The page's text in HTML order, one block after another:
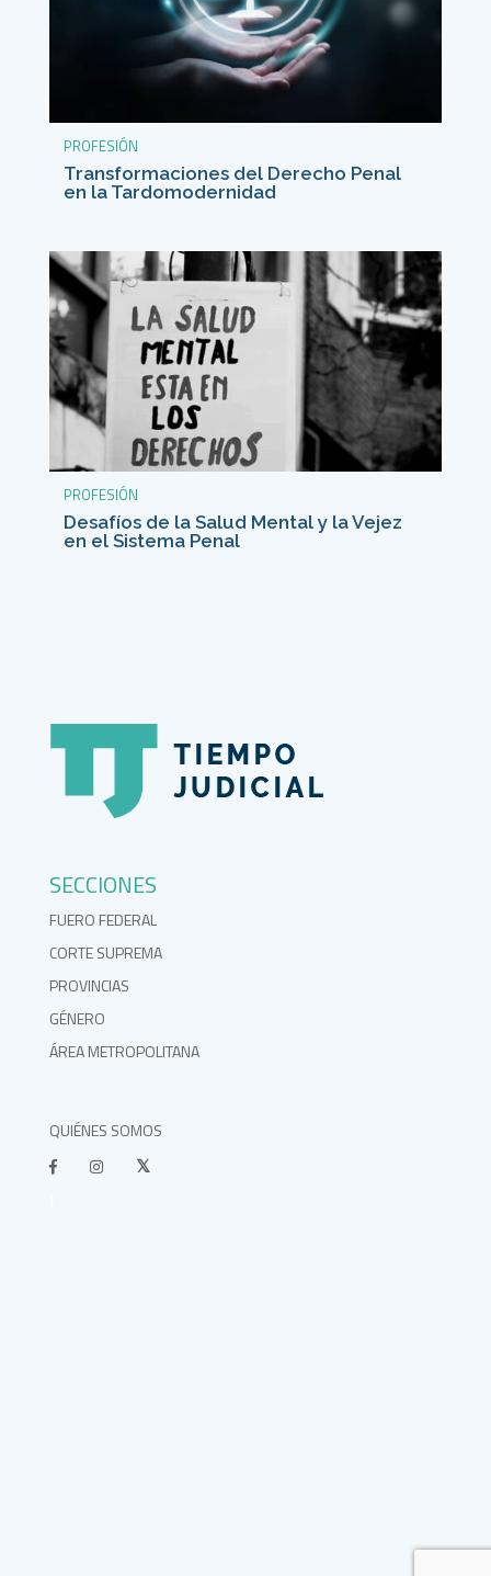
PROFESIÓN
Transformaciones del Derecho Penal
en la Tardomodernidad
PROFESIÓN
Desafíos de la Salud Mental y la Vejez
en el Sistema Penal
SECCIONES
FUERO FEDERAL
CORTE SUPREMA
PROVINCIAS
GÉNERO
ÁREA METROPOLITANA
QUIÉNES SOMOS